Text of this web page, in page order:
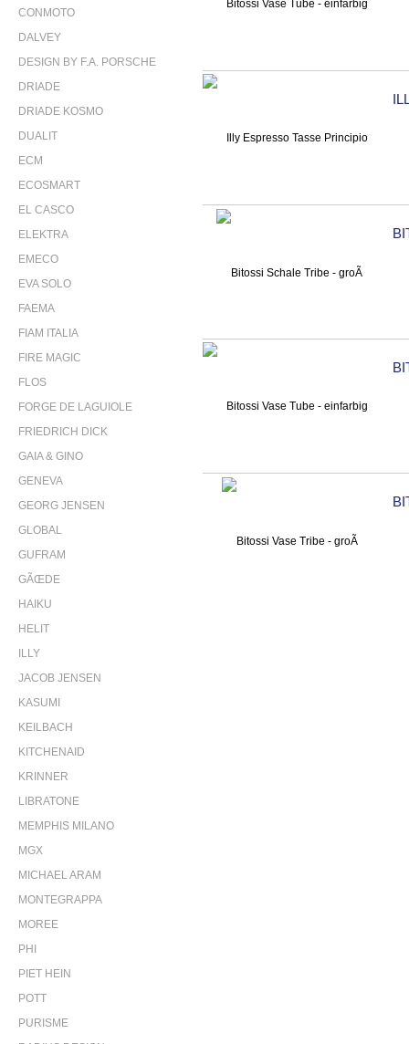
CONMOTO
DALVEY
DESIGN BY F.A. PORSCHE
DRIADE
DRIADE KOSMO
DUALIT
ECM
ECOSMART
EL CASCO
ELEKTRA
EMECO
EVA SOLO
FAEMA
FIAM ITALIA
FIRE MAGIC
FLOS
FORGE DE LAGUIOLE
FRIEDRICH DICK
GAIA & GINO
GENEVA
GEORG JENSEN
GLOBAL
GUFRAM
GÃŒDE
HAIKU
HELIT
ILLY
JACOB JENSEN
KASUMI
KEILBACH
KITCHENAID
KRINNER
LIBRATONE
MEMPHIS MILANO
MGX
MICHAEL ARAM
MONTEGRAPPA
MOREE
PHI
PIET HEIN
POTT
PURISME